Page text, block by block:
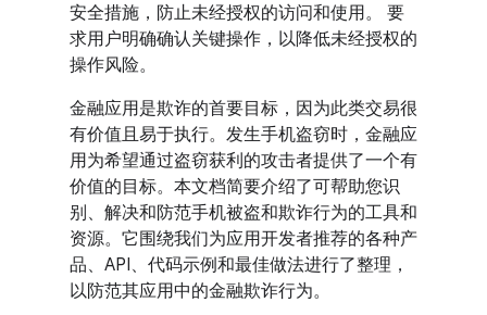
安全措施，防止未经授权的访问和使用。 要
求用户明确确认关键操作，以降低未经授权的
操作风险。
金融应用是欺诈的首要目标，因为此类交易很
有价值且易于执行。发生手机盗窃时，金融应
用为希望通过盗窃获利的攻击者提供了一个有
价值的目标。本文档简要介绍了可帮助您识
别、解决和防范手机被盗和欺诈行为的工具和
资源。它围绕我们为应用开发者推荐的各种产
品、API、代码示例和最佳做法进行了整理，
以防范其应用中的金融欺诈行为。